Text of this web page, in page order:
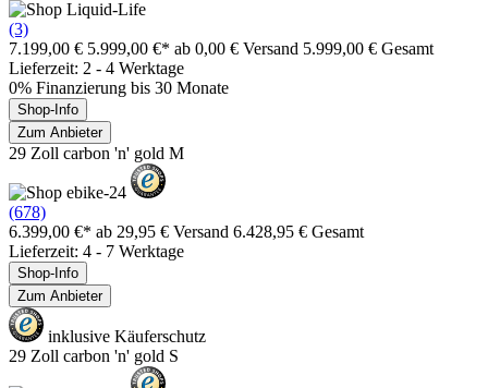
(3)
7.199,00 € 5.999,00 €* ab 0,00 € Versand 5.999,00 € Gesamt
Lieferzeit: 2 - 4 Werktage
0% Finanzierung bis 30 Monate
Shop-Info
Zum Anbieter
29 Zoll carbon 'n' gold M
(678)
6.399,00 €* ab 29,95 € Versand 6.428,95 € Gesamt
Lieferzeit: 4 - 7 Werktage
Shop-Info
Zum Anbieter
inklusive Käuferschutz
29 Zoll carbon 'n' gold S